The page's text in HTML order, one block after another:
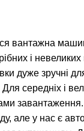
вантажна
і
дуже зручні
середніх і
але у нас є